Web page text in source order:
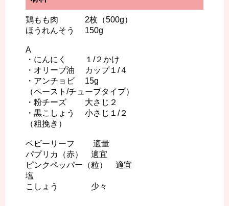
鶏もも肉 2枚（500g）
ほうれんそう 150g
A
・にんにく １/２かけ
・オリーブ油 カップ１/４
・アンチョビ 15g
（ペースト/チューブタイプ）
・粉チーズ 大さじ２
・黒こしょう 小さじ１/２
（粗挽き）
ベビーリーフ 適量
パプリカ（赤） 適宜
ピンクペッパー（粒） 適宜
塩
こしょう 少々